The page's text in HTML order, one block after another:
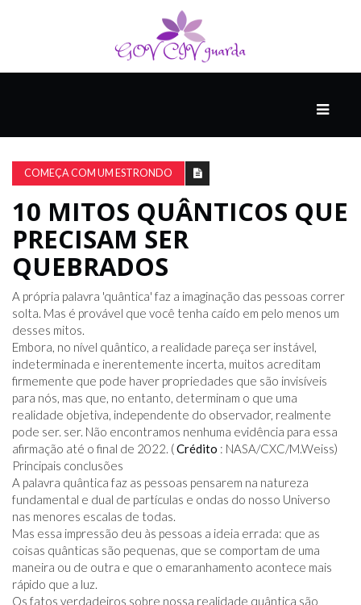
DO
THINK
COMPANHEIRO
COMEÇA
COM
UM
ESTRONDO
COMEÇA COM UM ESTRONDO
10 MITOS QUÂNTICOS QUE
PRECISAM SER
QUEBRADOS
A própria palavra 'quântica' faz a imaginação das pessoas correr
solta. Mas é provável que você tenha caído em pelo menos um
desses mitos.
Embora, no nível quântico, a realidade pareça ser instável,
indeterminada e inerentemente incerta, muitos acreditam
firmemente que pode haver propriedades que são invisíveis
para nós, mas que, no entanto, determinam o que uma
realidade objetiva, independente do observador, realmente
pode ser. ser. Não encontramos nenhuma evidência para essa
afirmação até o final de 2022. (Crédito : NASA/CXC/M.Weiss)
Principais conclusões
A palavra quântica faz as pessoas pensarem na natureza
fundamental e dual de partículas e ondas do nosso Universo
nas menores escalas de todas.
Mas essa impressão deu às pessoas a ideia errada: que as
coisas quânticas são pequenas, que se comportam de uma
maneira ou de outra e que o emaranhamento acontece mais
rápido que a luz.
Os fatos verdadeiros sobre nossa realidade quântica são